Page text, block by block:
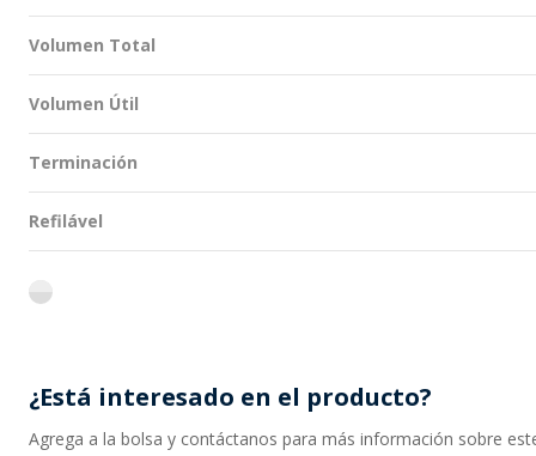
Volumen Total
Volumen Útil
Terminación
Refilável
flint
¿Está interesado en el producto?
Agrega a la bolsa y contáctanos para más información sobre